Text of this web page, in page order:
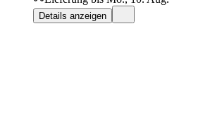
Details anzeigen